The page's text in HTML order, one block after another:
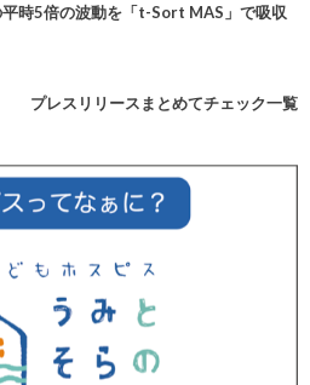
時5倍の波動を「t-Sort MAS」で吸収
プレスリリースまとめてチェック一覧